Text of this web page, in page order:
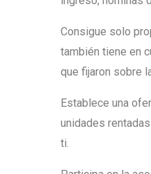
Consigue solo
también tiene en
que fijaron sobre
Establece una
unidades
ti.